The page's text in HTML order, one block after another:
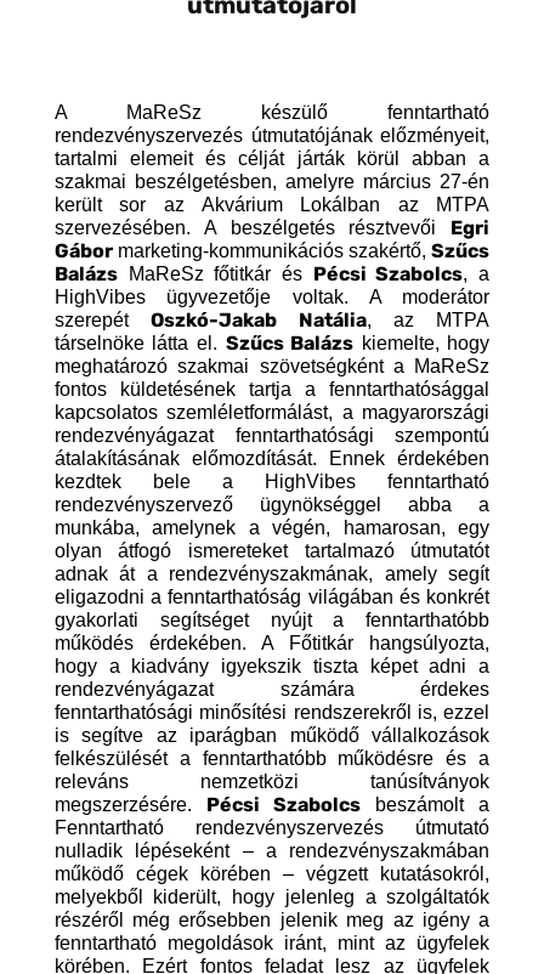
A MaReSz készülő fenntartható
rendezvényszervezés útmutatójának előzményeit,
tartalmi elemeit és célját járták körül abban a
szakmai beszélgetésben, amelyre március 27-én
került sor az Akvárium Lokálban az MTPA
szervezésében. A beszélgetés résztvevői Egri
Gábormarketing-kommunikációs szakértő,Szűcs
BalázsMaReSz főtitkár és Pécsi Szabolcs, a
HighVibes ügyvezetője voltak. A moderátor
szerepétOszkó-Jakab Natália, az MTPA
társelnöke látta el. Szűcs Balázs kiemelte, hogy
meghatározó szakmai szövetségként a MaReSz
fontos küldetésének tartja a fenntarthatósággal
kapcsolatos szemléletformálást, a magyarországi
rendezvényágazat fenntarthatósági szempontú
átalakításának előmozdítását. Ennek érdekében
kezdtek bele a HighVibes fenntartható
rendezvényszervező ügynökséggel abba a
munkába, amelynek a végén, hamarosan, egy
olyan átfogó ismereteket tartalmazó útmutatót
adnak át a rendezvényszakmának, amely segít
eligazodni a fenntarthatóság világában és konkrét
gyakorlati segítséget nyújt a fenntarthatóbb
működés érdekében. A Főtitkár hangsúlyozta,
hogy a kiadvány igyekszik tiszta képet adni a
rendezvényágazat számára érdekes
fenntarthatósági minősítési rendszerekről is, ezzel
is segítve az iparágban működő vállalkozások
felkészülését a fenntarthatóbb működésre és a
releváns nemzetközi tanúsítványok
megszerzésére. Pécsi Szabolcs beszámolt a
Fenntartható rendezvényszervezés útmutató
nulladik lépéseként – a rendezvényszakmában
működő cégek körében – végzett kutatásokról,
melyekből kiderült, hogy jelenleg a szolgáltatók
részéről még erősebben jelenik meg az igény a
fenntartható megoldások iránt, mint az ügyfelek
körében. Ezért fontos feladat lesz az ügyfelek